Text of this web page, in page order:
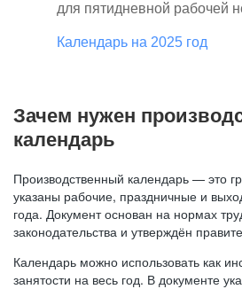
для пятидневной рабочей
Календарь на 2025 год
Зачем нужен
календарь
Производственный календарь — это
указаны рабочие, праздничные и
года. Документ основан на нормах
законодательства и утверждён
Календарь можно использовать как
занятости на весь год. В документе